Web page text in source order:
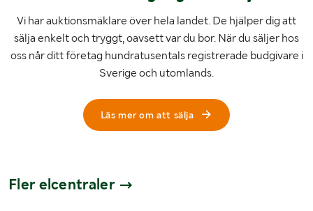
Vi har auktionsmäklare över hela landet. De hjälper dig att
sälja enkelt och tryggt, oavsett var du bor. När du säljer hos
oss når ditt företag hundratusentals registrerade budgivare i
Sverige och utomlands.
Läs mer om att sälja
Fler elcentraler